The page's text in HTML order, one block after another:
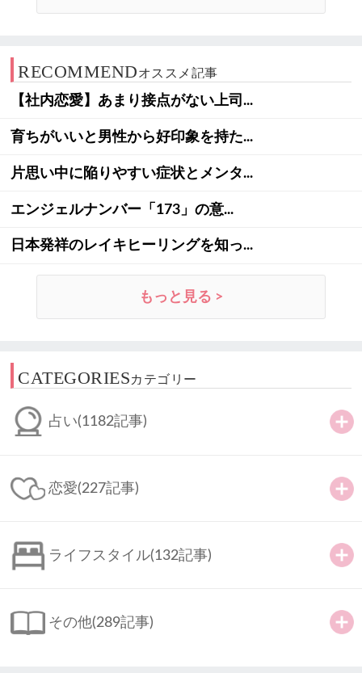
RECOMMENDオススメ記事
【社内恋愛】あまり接点がない上司...
育ちがいいと男性から好印象を持た...
片思い中に陥りやすい症状とメンタ...
エンジェルナンバー「173」の意...
日本発祥のレイキヒーリングを知っ...
もっと見る >
CATEGORIESカテゴリー
占い(1182記事)
恋愛(227記事)
ライフスタイル(132記事)
その他(289記事)